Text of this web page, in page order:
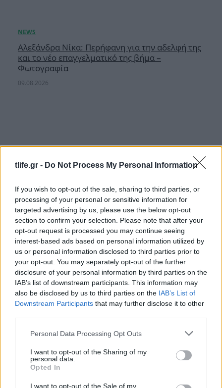
tlife.gr - Do Not Process My Personal Information
If you wish to opt-out of the sale, sharing to third parties, or
processing of your personal or sensitive information for
targeted advertising by us, please use the below opt-out
section to confirm your selection. Please note that after your
opt-out request is processed you may continue seeing
interest-based ads based on personal information utilized by
us or personal information disclosed to third parties prior to
your opt-out. You may separately opt-out of the further
disclosure of your personal information by third parties on the
IAB’s list of downstream participants. This information may
also be disclosed by us to third parties on the IAB’s List of
Downstream Participants that may further disclose it to other
Please note that this website/app uses one or more Google
not limited to your visit or usage behaviour. You may click to
grant or deny consent to Google and its third-party tags to
use your data for below specified purposes in below Google
consent section.
Personal Data Processing Opt Outs
I want to opt-out of the Sharing of my
personal data.
Opted In
I want to opt-out of the Sale of my
Αλεξάνδρα Νίκα: Περήφανη για την αδελφή της
και το νέο επαγγελματικό της βήμα –
Φωτογραφία
09.08.2026
3+1 αντηλιακά σε μορφή στικ για γρήγορη
ανανέωση ακόμη και πάνω από το μακιγιάζ
08.08.2026